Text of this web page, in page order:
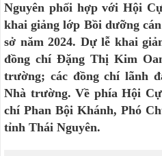
Nguyên phối hợp với Hội
khai giảng lớp Bồi dưỡng
sở năm 2024. Dự lễ khai
đồng chí Đặng Thị Kim
trường; các đồng chí lãnh
Nhà trường. Về phía Hội
chí Phan Bội Khánh, Phó
tỉnh Thái Nguyên.